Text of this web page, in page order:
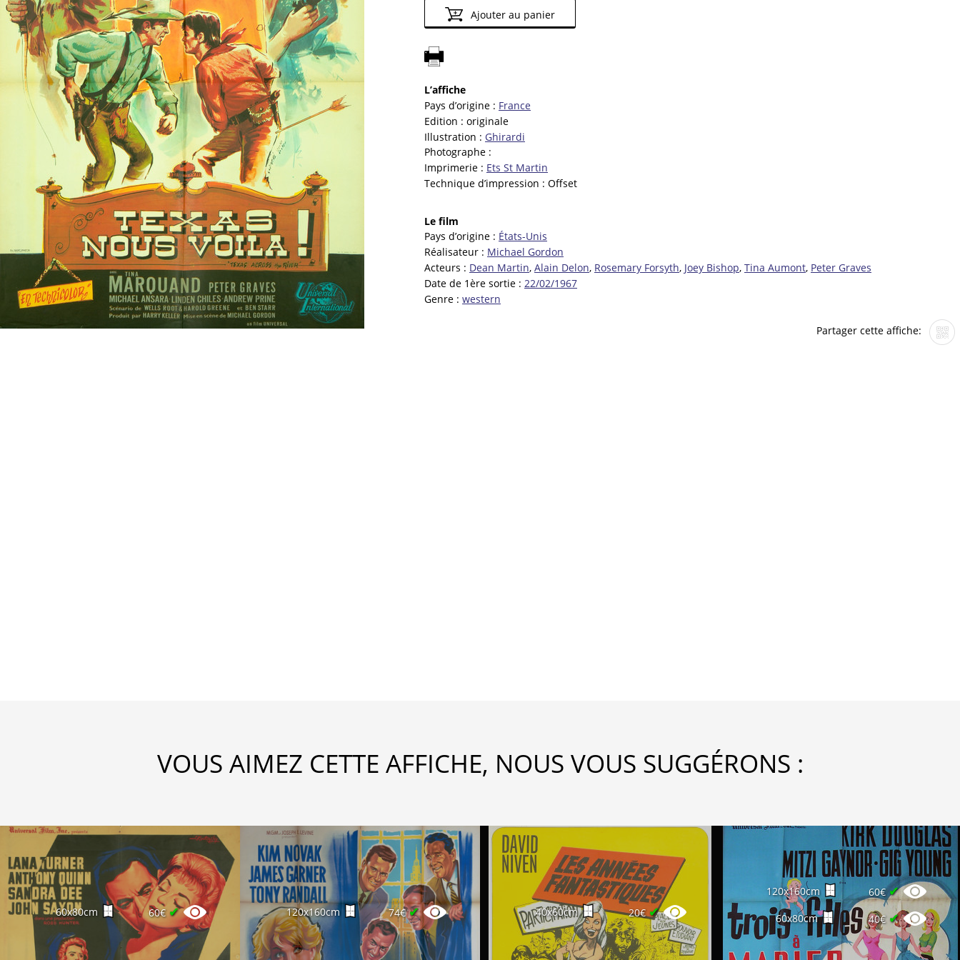
Ajouter au panier
L’affiche
Pays d’origine : France
Edition : originale
Illustration : Ghirardi
Photographe :
Imprimerie : Ets St Martin
Technique d’impression : Offset
Le film
Pays d’origine : États-Unis
Réalisateur : Michael Gordon
Acteurs : Dean Martin, Alain Delon, Rosemary Forsyth, Joey Bishop, Tina Aumont, Peter Graves
Date de 1ère sortie : 22/02/1967
Genre : western
Partager cette affiche:
VOUS AIMEZ CETTE AFFICHE, NOUS VOUS SUGGÉRONS :
60x80cm 60€ ✔ 120x160cm 74€✔ 40x60cm 20€✔
120x160cm 60€✔
60x80cm 40€ ✔